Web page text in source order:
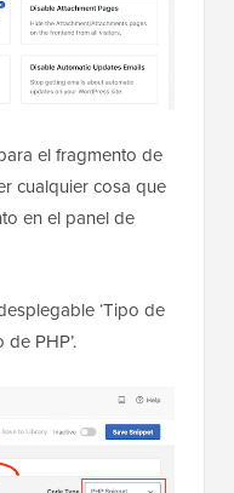
el fragmento de
cualquier cosa que
en el panel de
‘Tipo de
PHP’.